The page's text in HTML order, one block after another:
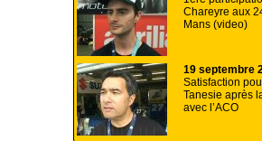
Chareyre aux
Mans (video)
19 septembre
Satisfaction
Tanesie après
avec l’ACO